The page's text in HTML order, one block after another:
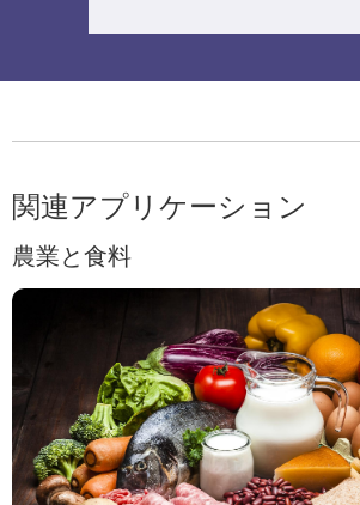
関連アプリケーション
農業と食料